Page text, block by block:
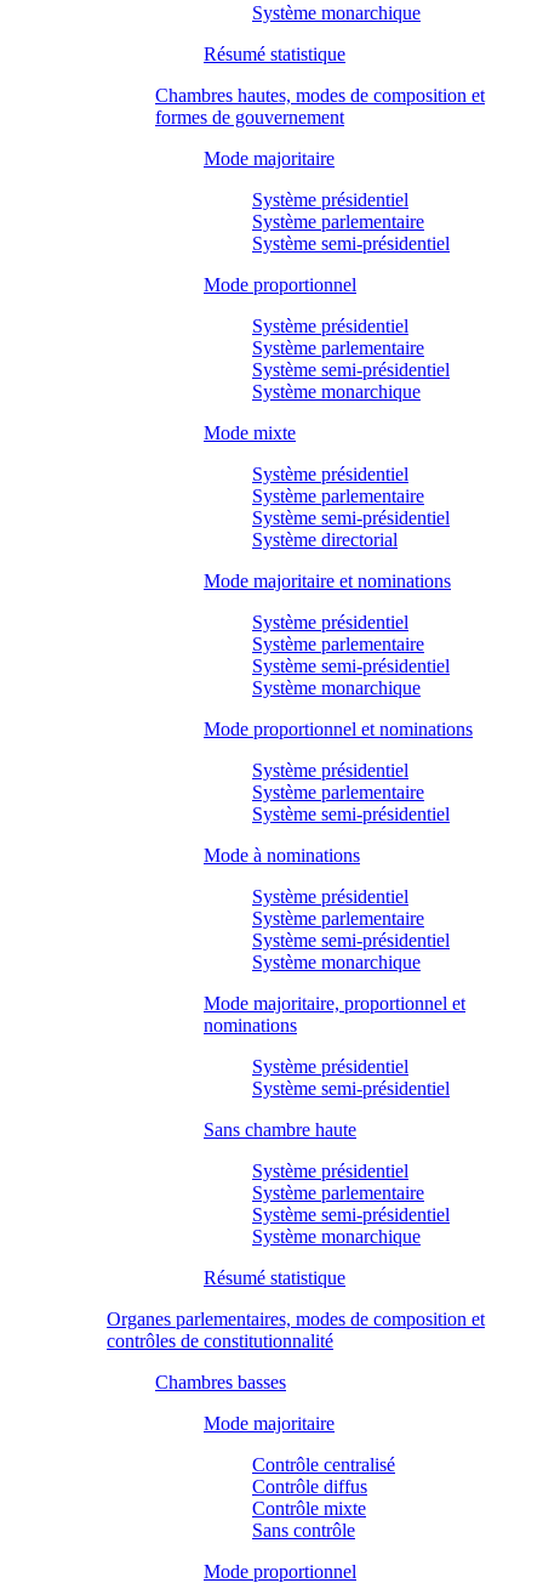
Système monarchique
Résumé statistique
Chambres hautes, modes de composition et
formes de gouvernement
Mode majoritaire
Système présidentiel
Système parlementaire
Système semi-présidentiel
Mode proportionnel
Système présidentiel
Système parlementaire
Système semi-présidentiel
Système monarchique
Mode mixte
Système présidentiel
Système parlementaire
Système semi-présidentiel
Système directorial
Mode majoritaire et nominations
Système présidentiel
Système parlementaire
Système semi-présidentiel
Système monarchique
Mode proportionnel et nominations
Système présidentiel
Système parlementaire
Système semi-présidentiel
Mode à nominations
Système présidentiel
Système parlementaire
Système semi-présidentiel
Système monarchique
Mode majoritaire, proportionnel et
nominations
Système présidentiel
Système semi-présidentiel
Sans chambre haute
Système présidentiel
Système parlementaire
Système semi-présidentiel
Système monarchique
Résumé statistique
Organes parlementaires, modes de composition et
contrôles de constitutionnalité
Chambres basses
Mode majoritaire
Contrôle centralisé
Contrôle diffus
Contrôle mixte
Sans contrôle
Mode proportionnel